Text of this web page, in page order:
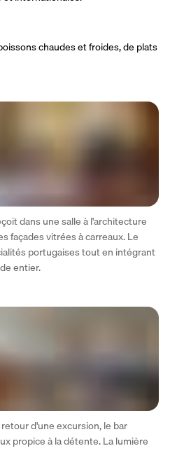
chaudes et froides, de plats
dans une salle à l'architecture
façades vitrées à carreaux. Le
portugaises tout en intégrant
entier.
d'une excursion, le bar
propice à la détente. La lumière